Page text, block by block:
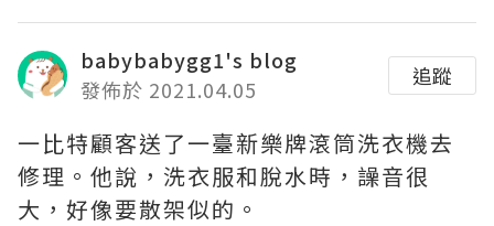
babybabygg1's blog
發佈於 2021.04.05
追蹤
一比特顧客送了一臺新樂牌滾筒洗衣機去
修理。他說，洗衣服和脫水時，譟音很
大，好像要散架似的。